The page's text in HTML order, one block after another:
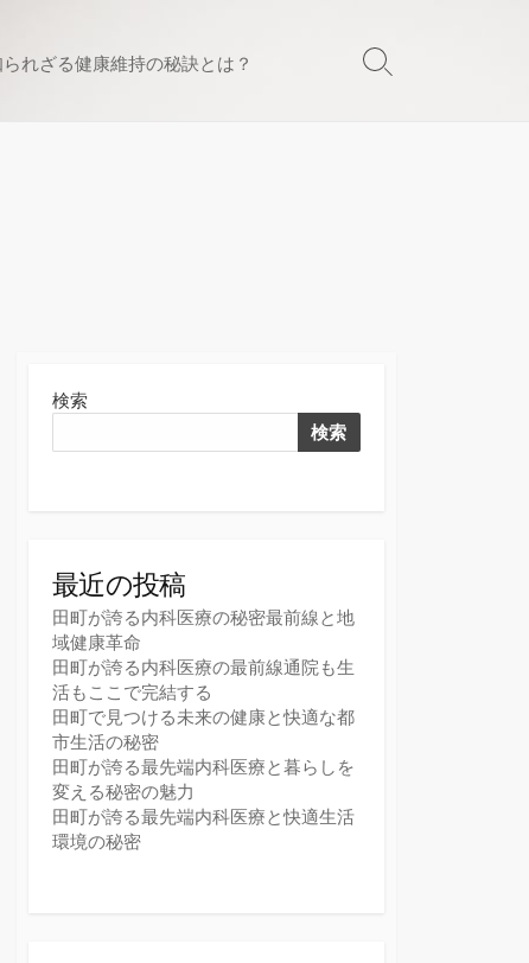
れざる健康維持の秘訣とは？
検
検索
検索
最近の投稿
田町が誇る内科医療の秘密最前線と地
域健康革命
田町が誇る内科医療の最前線通院も生
活もここで完結する
田町で見つける未来の健康と快適な都
市生活の秘密
田町が誇る最先端内科医療と暮らしを
変える秘密の魅力
田町が誇る最先端内科医療と快適生活
環境の秘密